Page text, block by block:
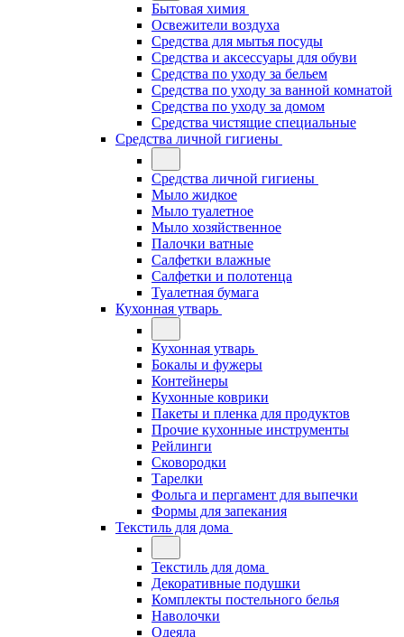
Бытовая химия
Освежители воздуха
Средства для мытья посуды
Средства и аксессуары для обуви
Средства по уходу за бельем
Средства по уходу за ванной комнатой
Средства по уходу за домом
Средства чистящие специальные
Средства личной гигиены
Средства личной гигиены
Мыло жидкое
Мыло туалетное
Мыло хозяйственное
Палочки ватные
Салфетки влажные
Салфетки и полотенца
Туалетная бумага
Кухонная утварь
Кухонная утварь
Бокалы и фужеры
Контейнеры
Кухонные коврики
Пакеты и пленка для продуктов
Прочие кухонные инструменты
Рейлинги
Сковородки
Тарелки
Фольга и пергамент для выпечки
Формы для запекания
Текстиль для дома
Текстиль для дома
Декоративные подушки
Комплекты постельного белья
Наволочки
Одеяла